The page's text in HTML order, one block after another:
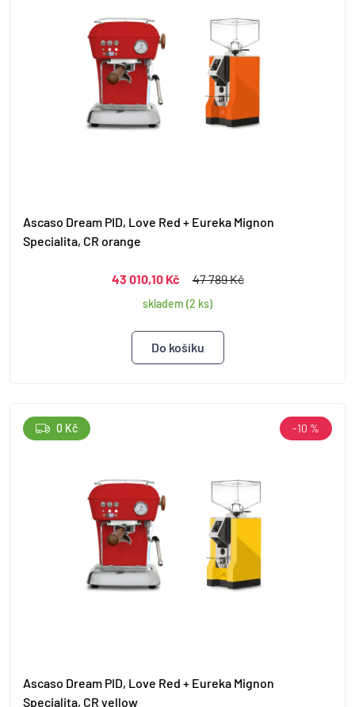
Ascaso Dream PID, Love Red + Eureka Mignon
Specialita, CR orange
43 010,10 Kč 47 789 Kč
skladem (2 ks)
Ascaso Dream PID, Love Red + Eureka Mignon
Specialita, CR yellow
0 Kč -10 %